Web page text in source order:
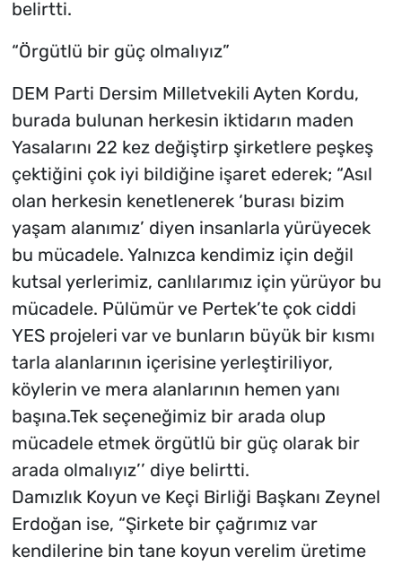
belirtti.
“Örgütlü bir güç olmalıyız”
DEM Parti Dersim Milletvekili Ayten Kordu,
burada bulunan herkesin iktidarın maden
Yasalarını 22 kez değiştirp şirketlere peşkeş
çektiğini çok iyi bildiğine işaret ederek; “Asıl
olan herkesin kenetlenerek ‘burası bizim
yaşam alanımız’ diyen insanlarla yürüyecek
bu mücadele. Yalnızca kendimiz için değil
kutsal yerlerimiz, canlılarımız için yürüyor bu
mücadele. Pülümür ve Pertek’te çok ciddi
YES projeleri var ve bunların büyük bir kısmı
tarla alanlarının içerisine yerleştiriliyor,
köylerin ve mera alanlarının hemen yanı
başına.Tek seçeneğimiz bir arada olup
mücadele etmek örgütlü bir güç olarak bir
arada olmalıyız’’ diye belirtti.
Damızlık Koyun ve Keçi Birliği Başkanı Zeynel
Erdoğan ise, “Şirkete bir çağrımız var
kendilerine bin tane koyun verelim üretime